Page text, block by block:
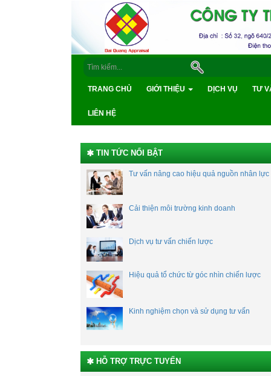
TRANG CHỦ GIỚI THIỆU DỊCH VỤ TƯ
LIÊN HỆ
TIN TỨC NỔI BẬT
Tư vấn nâng cao hiệu quả nguồn nhân lực
Cải thiện môi trường kinh doanh
Dịch vụ tư vấn chiến lược
Hiệu quả tổ chức từ góc nhìn chiến lược
Kinh nghiệm chọn và sử dụng tư vấn
HỖ TRỢ TRỰC TUYẾN